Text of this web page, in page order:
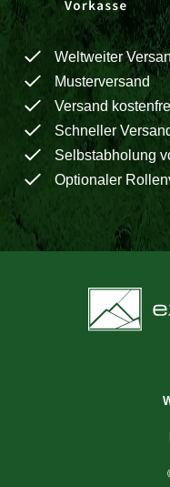
Weltweiter
Musterversand
Versand
Schneller
Selbstabholung
Optionaler